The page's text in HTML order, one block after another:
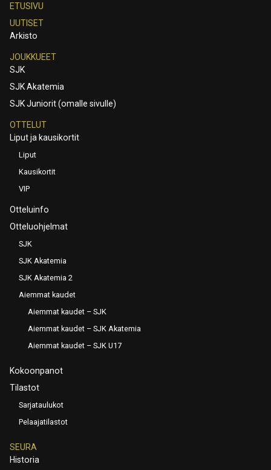
ETUSIVU
UUTISET
Arkisto
JOUKKUEET
SJK
SJK Akatemia
SJK Juniorit (omalle sivulle)
OTTELUT
Liput ja kausikortit
Liput
Kausikortit
VIP
Otteluinfo
Otteluohjelmat
SJK
SJK Akatemia
SJK Akatemia 2
Aiemmat kaudet
Aiemmat kaudet – SJK
Aiemmat kaudet – SJK Akatemia
Aiemmat kaudet – SJK U17
Kokoonpanot
Tilastot
Sarjataulukot
Pelaajatilastot
SEURA
Historia